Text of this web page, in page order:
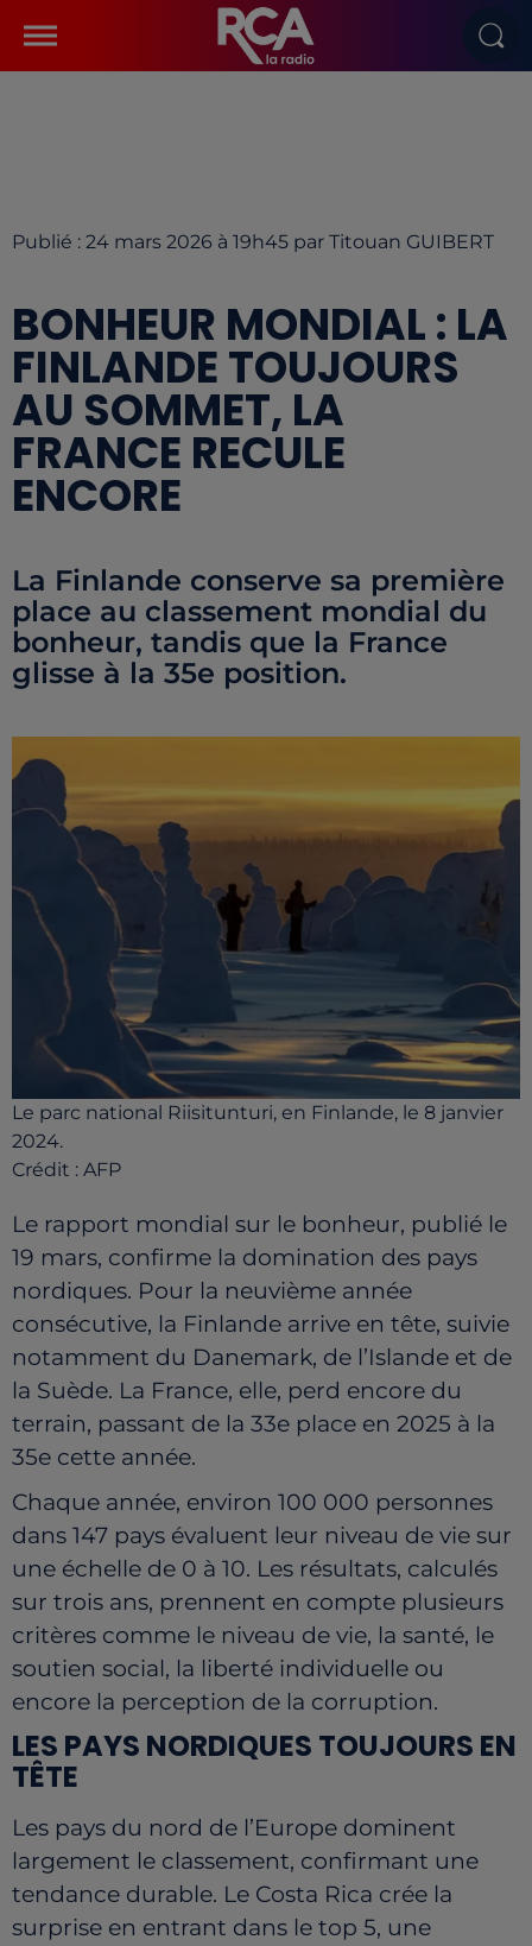
Publié : 24 mars 2026 à 19h45 par Titouan GUIBERT
BONHEUR MONDIAL : LA
FINLANDE TOUJOURS
AU SOMMET, LA
FRANCE RECULE
ENCORE
La Finlande conserve sa première
place au classement mondial du
bonheur, tandis que la France
glisse à la 35e position.
Le parc national Riisitunturi, en Finlande, le 8 janvier
2024.
Crédit : AFP
Le rapport mondial sur le bonheur, publié le
19 mars, confirme la domination des pays
nordiques. Pour la neuvième année
consécutive, la Finlande arrive en tête, suivie
notamment du Danemark, de l’Islande et de
la Suède. La France, elle, perd encore du
terrain, passant de la 33e place en 2025 à la
35e cette année.
Chaque année, environ 100 000 personnes
dans 147 pays évaluent leur niveau de vie sur
une échelle de 0 à 10. Les résultats, calculés
sur trois ans, prennent en compte plusieurs
critères comme le niveau de vie, la santé, le
soutien social, la liberté individuelle ou
encore la perception de la corruption.
LES PAYS NORDIQUES TOUJOURS EN
TÊTE
Les pays du nord de l’Europe dominent
largement le classement, confirmant une
tendance durable. Le Costa Rica crée la
surprise en entrant dans le top 5, une